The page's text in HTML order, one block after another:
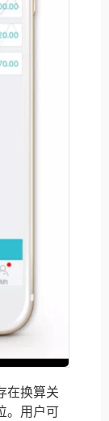
在换算关
。用户可